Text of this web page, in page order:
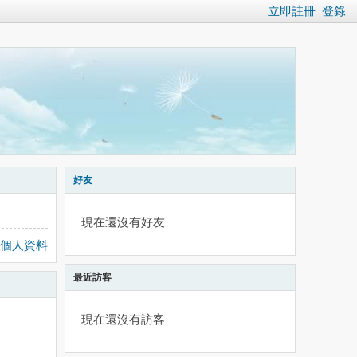
立即註冊 登錄
人資料
好友
現在還沒有好友
最近訪客
現在還沒有訪客